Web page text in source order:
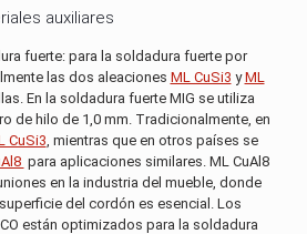
auxiliares
fuerte: para la soldadura fuerte por
las dos aleaciones ML CuSi3 yML
En la soldadura fuerte MIG se utiliza
de hilo de 1,0 mm. Tradicionalmente, en
CuSi3, mientras que en otros países se
para aplicaciones similares. ML CuAl8
en la industria del mueble, donde
del cordón es esencial. Los
están optimizados para la soldadura